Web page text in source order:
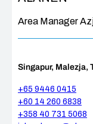
Area Manager
Singapur, Malezja,
+65 9446 0415
+60 14 260 6838
+358 40 731 5068